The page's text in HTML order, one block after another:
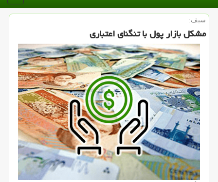
سیف:
مشكل بازار پول با تنگنای اعتباری